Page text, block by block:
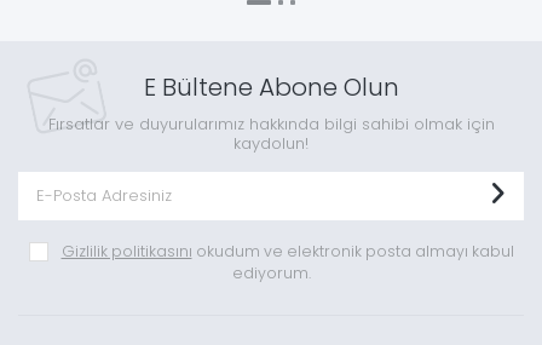
E Bültene Abone Olun
Fırsatlar ve duyurularımız hakkında bilgi sahibi olmak için
kaydolun!
Gizlilik politikasını okudum ve elektronik posta almayı kabul
ediyorum.